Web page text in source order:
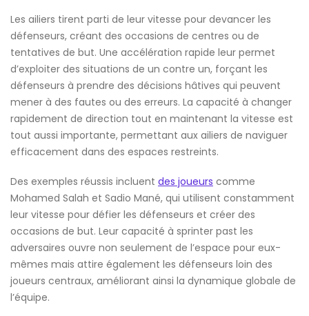
Les ailiers tirent parti de leur vitesse pour devancer les
défenseurs, créant des occasions de centres ou de
tentatives de but. Une accélération rapide leur permet
d’exploiter des situations de un contre un, forçant les
défenseurs à prendre des décisions hâtives qui peuvent
mener à des fautes ou des erreurs. La capacité à changer
rapidement de direction tout en maintenant la vitesse est
tout aussi importante, permettant aux ailiers de naviguer
efficacement dans des espaces restreints.
Des exemples réussis incluent des joueurs comme
Mohamed Salah et Sadio Mané, qui utilisent constamment
leur vitesse pour défier les défenseurs et créer des
occasions de but. Leur capacité à sprinter past les
adversaires ouvre non seulement de l’espace pour eux-
mêmes mais attire également les défenseurs loin des
joueurs centraux, améliorant ainsi la dynamique globale de
l’équipe.